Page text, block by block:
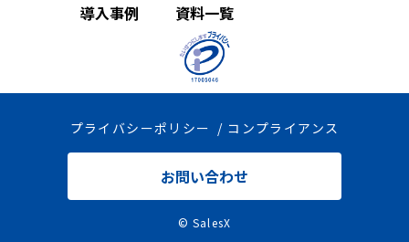
導入事例 資料一覧
© SalesX
プライバシーポリシー コンプライアンス
お問い合わせ